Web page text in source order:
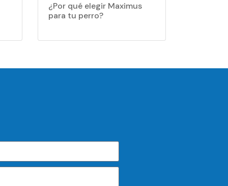
¿Por qué elegir Maximus
para tu perro?